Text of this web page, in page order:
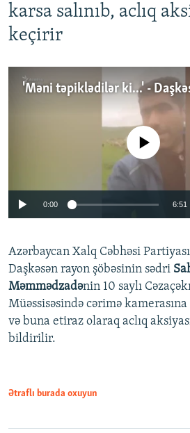
karsa salınıb, aclıq
keçirir
Auto 240p 360p
720p 1080p
No media source
0:00 6:51
Azərbaycan Xalq Cəbhəsi
Daşkəsən rayon şöbəsinin sədri
Məmmədzadənin 10 saylı
Müəssisəsində cərimə kamerasına
və buna etiraz olaraq aclıq
bildirilir.
Ətraflı burada oxuyun